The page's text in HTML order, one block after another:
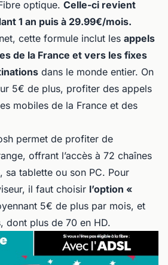
optique. Celle-ci revient
1 an puis à 29.99€/mois.
cette formule inclut les appels
de la France et vers les fixes
dans le monde entier. On
5€ de plus, profiter des appels
mobiles de la France et des
permet de profiter de
offrant l’accès à 72 chaînes
sa tablette ou son PC. Pour
il faut choisir l’option «
5€ de plus par mois, et
dont plus de 70 en HD.